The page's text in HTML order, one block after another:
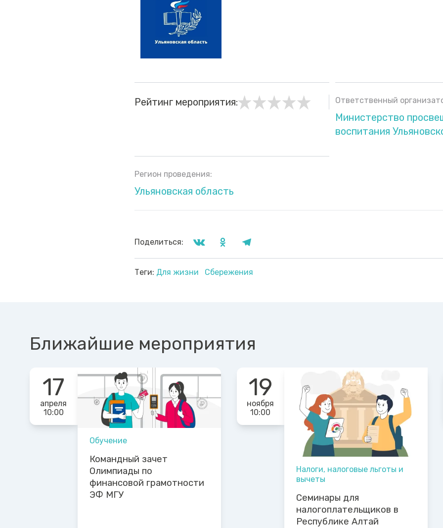
Рейтинг мероприятия: Ответственный
Министерство
воспитания
Регион проведения:
Ульяновская область
Поделиться:
Теги: Для жизни Сбережения
Ближайшие мероприятия
17
апреля
10:00
Обучение
Командный зачет
Олимпиады по
финансовой грамотности
ЭФ МГУ
19
ноября
10:00
Налоги, налоговые льготы и
вычеты
Семинары для
налогоплательщиков в
Республике Алтай